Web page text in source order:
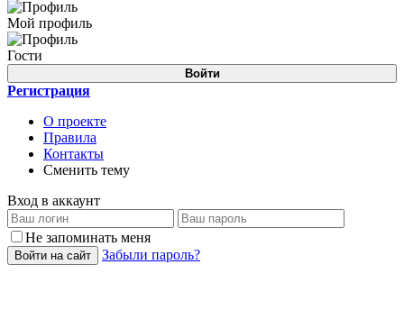
Мой профиль
Гости
Войти
Регистрация
О проекте
Правила
Контакты
Сменить тему
Вход в аккаунт
Не запоминать меня
Войти на сайт Забыли пароль?